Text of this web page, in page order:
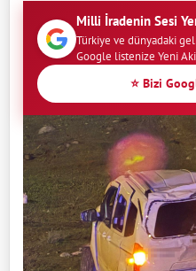
Milli İradenin Sesi
Türkiye ve dünyadaki
Google listenize Yeni
⭐ Bizi